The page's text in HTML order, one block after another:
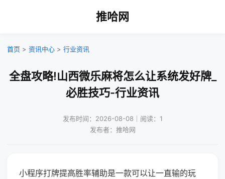
推哈网
首页 > 资讯中心 > 行业资讯
全盘攻略!山西微乐麻将怎么让系统发好牌_
必胜技巧-行业资讯
发布时间：2026-08-08｜阅读：1
发布者：推哈网
小程序打牌提高胜率辅助是一款可以让一直输的玩